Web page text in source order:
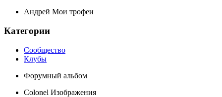
Андрей Мои трофеи
Категории
Сообщество
Клубы
Форумный альбом
Colonel Изображения